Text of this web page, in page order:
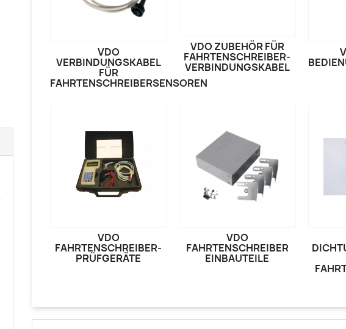
VDO
VERBINDUNGSKABEL
FÜR
FAHRTENSCHREIBERSENSOREN
VDO ZUBEHÖR FÜR
FAHRTENSCHREIBER-
VERBINDUNGSKABEL
VDO
FAHRTENSCHREIBER-
PRÜFGERÄTE
VDO
FAHRTENSCHREIBER
EINBAUTEILE